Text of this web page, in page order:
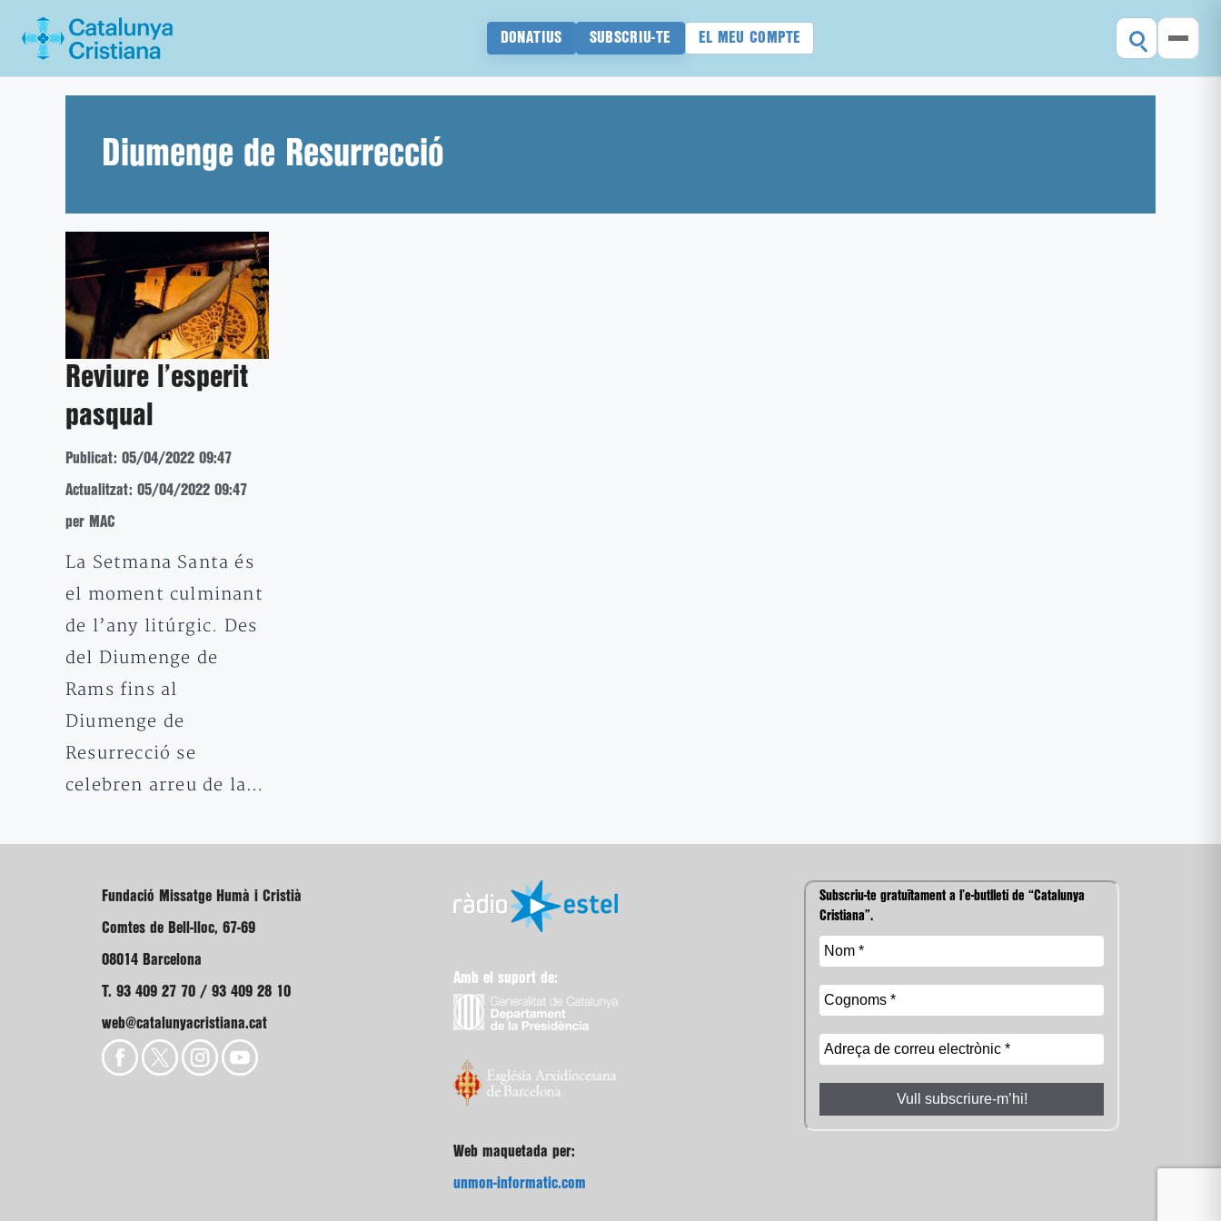
DONATIUS SUBSCRIU-TE EL MEU COMPTE
Diumenge de Resurrecció
Reviure l’esperit
pasqual
Publicat: 05/04/2022 09:47
Actualitzat: 05/04/2022 09:47
per MAC
La Setmana Santa és
el moment culminant
de l’any litúrgic. Des
del Diumenge de
Rams fins al
Diumenge de
Resurrecció se
celebren arreu de la…
Fundació Missatge Humà i Cristià
Comtes de Bell-lloc, 67-69
08014 Barcelona
T. 93 409 27 70 / 93 409 28 10
web@catalunyacristiana.cat
Amb el suport de:
Web maquetada per:
unmon-informatic.com
Subscriu-te gratuïtament a l’e-butlletí de “Catalunya
Cristiana”.